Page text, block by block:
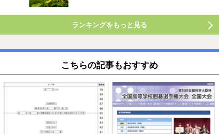
ランキングをもっと見る
こちらの記事もおすすめ